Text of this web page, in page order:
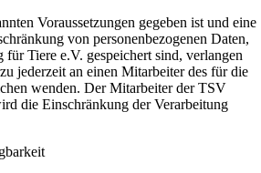
Voraussetzungen gegeben ist und eine
von personenbezogenen Daten,
Tiere e.V. gespeichert sind, verlangen
jederzeit an einen Mitarbeiter des für die
wenden. Der Mitarbeiter der TSV
die Einschränkung der Verarbeitung